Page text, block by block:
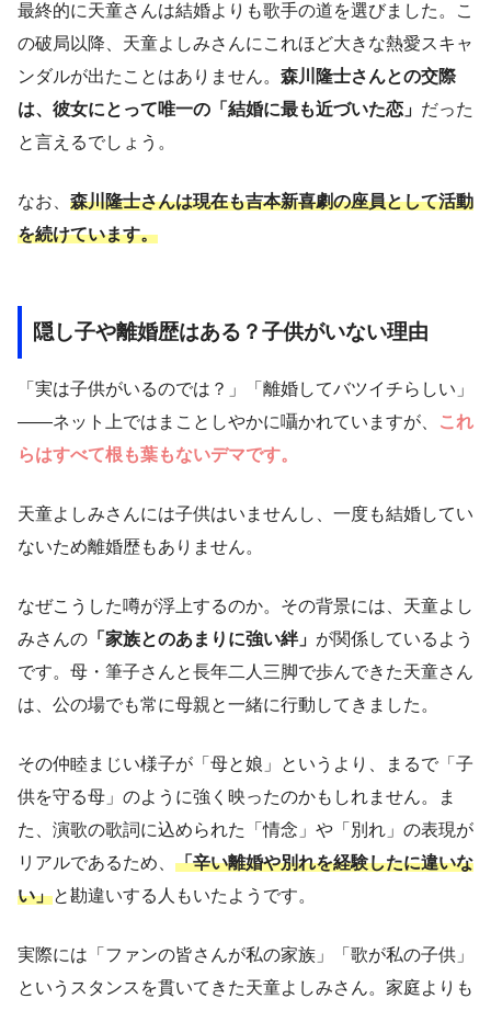
最終的に天童さんは結婚よりも歌手の道を選びました。こ
の破局以降、天童よしみさんにこれほど大きな熱愛スキャ
ンダルが出たことはありません。 森川隆士さんとの交際
は、彼女にとって唯一の「結婚に最も近づいた恋」 だった
と言えるでしょう。
なお、 森川隆士さんは現在も吉本新喜劇の座員として活動
を続けています。
隠し子や離婚歴はある？子供がいない理由
「実は子供がいるのでは？」「離婚してバツイチらしい」
——ネット上ではまことしやかに囁かれていますが、
これ
らはすべて根も葉もないデマです。
天童よしみさんには子供はいませんし、一度も結婚してい
ないため離婚歴もありません。
なぜこうした噂が浮上するのか。その背景には、天童よし
みさんの 「家族とのあまりに強い絆」 が関係しているよう
です。母・筆子さんと長年二人三脚で歩んできた天童さん
は、公の場でも常に母親と一緒に行動してきました。
その仲睦まじい様子が「母と娘」というより、まるで「子
供を守る母」のように強く映ったのかもしれません。ま
た、演歌の歌詞に込められた「情念」や「別れ」の表現が
リアルであるため、 「辛い離婚や別れを経験したに違いな
い」と勘違いする人もいたようです。
実際には「ファンの皆さんが私の家族」「歌が私の子供」
というスタンスを貫いてきた天童よしみさん。家庭よりも